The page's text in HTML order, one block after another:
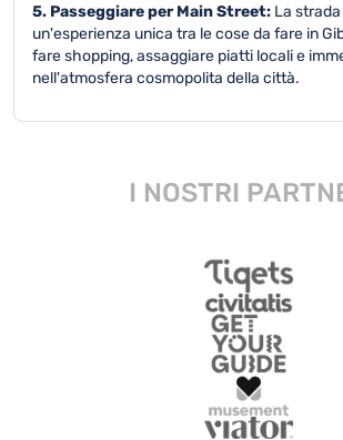
5. Passeggiare per Main Street: La
un'esperienza unica tra le cose da fare in
fare shopping, assaggiare piatti locali e
nell'atmosfera cosmopolita della città.
I NOSTRI